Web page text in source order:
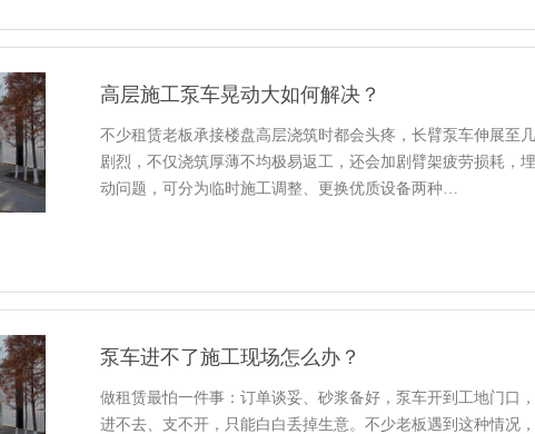
高层施工泵车晃动大如何解决？
不少租赁老板承接楼盘高层浇筑时都会头疼，长臂泵车伸展至
剧烈，不仅浇筑厚薄不均极易返工，还会加剧臂架疲劳损耗，
动问题，可分为临时施工调整、更换优质设备两种…
泵车进不了施工现场怎么办？
做租赁最怕一件事：订单谈妥、砂浆备好，泵车开到工地门口
进不去、支不开，只能白白丢掉生意。不少老板遇到这种情况